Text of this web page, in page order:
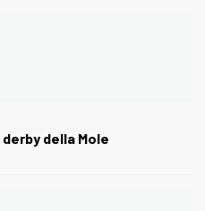
della Mole